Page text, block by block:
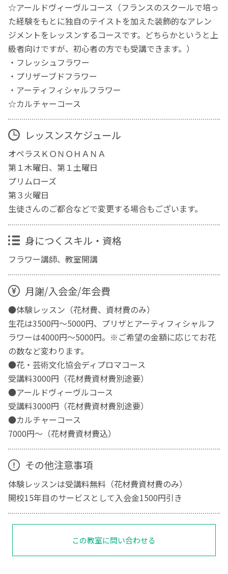
☆アールドヴィーヴルコース（フランスのスクールで培っ
た経験をもとに独自のテイストを加えた装飾的なアレン
ジメントをレッスンするコースです。どちらかというと上
級者向けですが、初心者の方でも受講できます。）
・フレッシュフラワー
・プリザーブドフラワー
・アーティフィシャルフラワー
☆カルチャーコース
レッスンスケジュール
オペラスＫＯＮＯＨＡＮＡ
第１木曜日、第１土曜日
プリムローズ
第３火曜日
生徒さんのご都合などで変更する場合もございます。
身につくスキル・資格
フラワー講師、教室開講
月謝/入会金/年会費
●体験レッスン（花材費、資材費のみ）
生花は3500円～5000円、プリザとアーティフィシャルフ
ラワーは4000円～5000円。※ご希望の金額に応じてお花
の数など変わります。
●花・芸術文化協会ディプロマコース
受講料3000円（花材費資材費別途要）
●アールドヴィーヴルコース
受講料3000円（花材費資材費別途要）
●カルチャーコース
7000円～（花材費資材費込）
その他注意事項
体験レッスンは受講料無料（花材費資材費のみ）
開校15年目のサービスとして入会金1500円引き
この教室に問い合わせる